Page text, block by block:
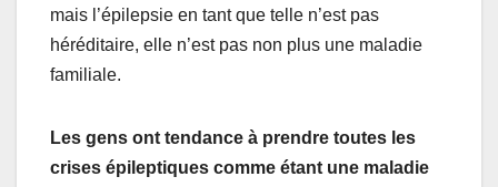
mais l’épilepsie en tant que telle n’est pas
héréditaire, elle n’est pas non plus une maladie
familiale.
Les gens ont tendance à prendre toutes les
crises épileptiques comme étant une maladie